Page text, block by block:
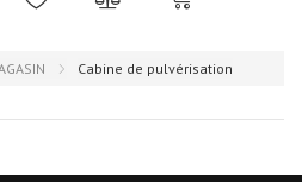
Cabine de pulvérisation